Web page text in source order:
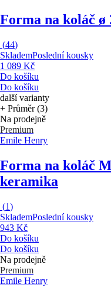
Forma na koláč ø
(44)
SklademPoslední kousky
1 089 Kč
Do košíku
Do košíku
další varianty
+ Průměr (3)
Na prodejně
Premium
Emile Henry
Forma na koláč
keramika
(1)
SklademPoslední kousky
943 Kč
Do košíku
Do košíku
Na prodejně
Premium
Emile Henry